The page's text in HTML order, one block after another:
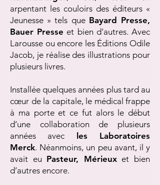
arpentant les couloirs des éditeurs «
Jeunesse » tels que Bayard Presse,
Bauer Presse et bien d'autres. Avec
Larousse ou encore les Éditions Odile
Jacob, je réalise des illustrations pour
plusieurs livres.
Installée quelques années plus tard au
cœur de la capitale, le médical frappe
à ma porte et ce fut alors le début
d’une collaboration de plusieurs
années avec
les Laboratoires
Merck. Néanmoins, un peu avant, il y
avait eu Pasteur, Mérieuxet bien
d’autres encore.